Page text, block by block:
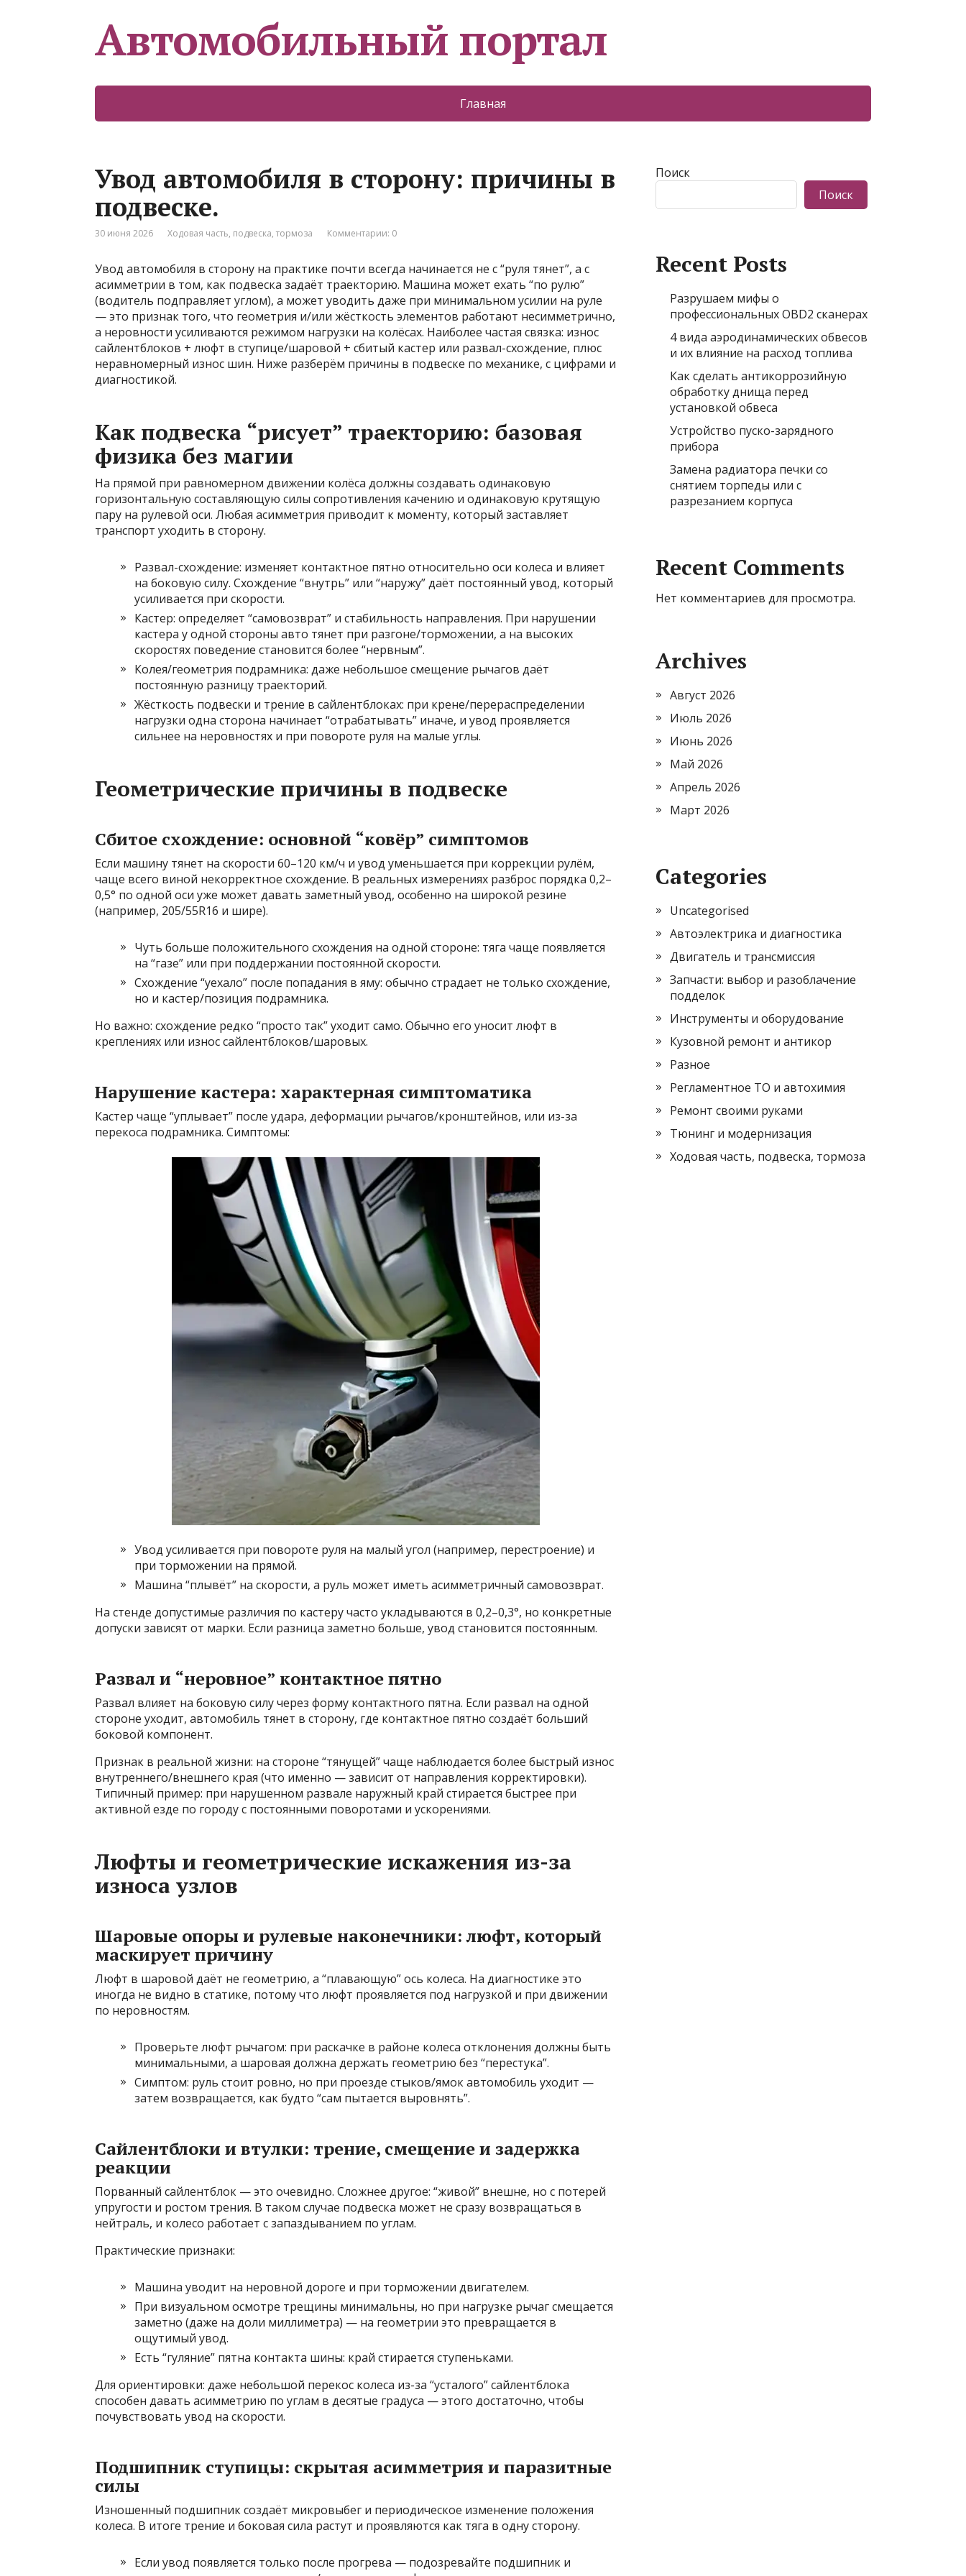
Автомобильный портал
Главная
Увод автомобиля в сторону: причины в
подвеске.
30 июня 2026 Ходовая часть, подвеска, тормоза Комментарии: 0
Увод автомобиля в сторону на практике почти всегда начинается не с “руля тянет”, а с
асимметрии в том, как подвеска задаёт траекторию. Машина может ехать “по рулю”
(водитель подправляет углом), а может уводить даже при минимальном усилии на руле
— это признак того, что геометрия и/или жёсткость элементов работают несимметрично,
а неровности усиливаются режимом нагрузки на колёсах. Наиболее частая связка: износ
сайлентблоков + люфт в ступице/шаровой + сбитый кастер или развал-схождение, плюс
неравномерный износ шин. Ниже разберём причины в подвеске по механике, с цифрами и
диагностикой.
Как подвеска “рисует” траекторию: базовая
физика без магии
На прямой при равномерном движении колёса должны создавать одинаковую
горизонтальную составляющую силы сопротивления качению и одинаковую крутящую
пару на рулевой оси. Любая асимметрия приводит к моменту, который заставляет
транспорт уходить в сторону.
Развал-схождение: изменяет контактное пятно относительно оси колеса и влияет
на боковую силу. Схождение “внутрь” или “наружу” даёт постоянный увод, который
усиливается при скорости.
Кастер: определяет “самовозврат” и стабильность направления. При нарушении
кастера у одной стороны авто тянет при разгоне/торможении, а на высоких
скоростях поведение становится более “нервным”.
Колея/геометрия подрамника: даже небольшое смещение рычагов даёт
постоянную разницу траекторий.
Жёсткость подвески и трение в сайлентблоках: при крене/перераспределении
нагрузки одна сторона начинает “отрабатывать” иначе, и увод проявляется
сильнее на неровностях и при повороте руля на малые углы.
Геометрические причины в подвеске
Сбитое схождение: основной “ковёр” симптомов
Если машину тянет на скорости 60–120 км/ч и увод уменьшается при коррекции рулём,
чаще всего виной некорректное схождение. В реальных измерениях разброс порядка 0,2–
0,5° по одной оси уже может давать заметный увод, особенно на широкой резине
(например, 205/55R16 и шире).
Чуть больше положительного схождения на одной стороне: тяга чаще появляется
на “газе” или при поддержании постоянной скорости.
Схождение “уехало” после попадания в яму: обычно страдает не только схождение,
но и кастер/позиция подрамника.
Но важно: схождение редко “просто так” уходит само. Обычно его уносит люфт в
креплениях или износ сайлентблоков/шаровых.
Нарушение кастера: характерная симптоматика
Кастер чаще “уплывает” после удара, деформации рычагов/кронштейнов, или из-за
перекоса подрамника. Симптомы:
Увод усиливается при повороте руля на малый угол (например, перестроение) и
при торможении на прямой.
Машина “плывёт” на скорости, а руль может иметь асимметричный самовозврат.
На стенде допустимые различия по кастеру часто укладываются в 0,2–0,3°, но конкретные
допуски зависят от марки. Если разница заметно больше, увод становится постоянным.
Развал и “неровное” контактное пятно
Развал влияет на боковую силу через форму контактного пятна. Если развал на одной
стороне уходит, автомобиль тянет в сторону, где контактное пятно создаёт больший
боковой компонент.
Признак в реальной жизни: на стороне “тянущей” чаще наблюдается более быстрый износ
внутреннего/внешнего края (что именно — зависит от направления корректировки).
Типичный пример: при нарушенном развале наружный край стирается быстрее при
активной езде по городу с постоянными поворотами и ускорениями.
Люфты и геометрические искажения из-за
износа узлов
Шаровые опоры и рулевые наконечники: люфт, который
маскирует причину
Люфт в шаровой даёт не геометрию, а “плавающую” ось колеса. На диагностике это
иногда не видно в статике, потому что люфт проявляется под нагрузкой и при движении
по неровностям.
Проверьте люфт рычагом: при раскачке в районе колеса отклонения должны быть
минимальными, а шаровая должна держать геометрию без “перестука”.
Симптом: руль стоит ровно, но при проезде стыков/ямок автомобиль уходит —
затем возвращается, как будто “сам пытается выровнять”.
Сайлентблоки и втулки: трение, смещение и задержка
реакции
Порванный сайлентблок — это очевидно. Сложнее другое: “живой” внешне, но с потерей
упругости и ростом трения. В таком случае подвеска может не сразу возвращаться в
нейтраль, и колесо работает с запаздыванием по углам.
Практические признаки:
Машина уводит на неровной дороге и при торможении двигателем.
При визуальном осмотре трещины минимальны, но при нагрузке рычаг смещается
заметно (даже на доли миллиметра) — на геометрии это превращается в
ощутимый увод.
Есть “гуляние” пятна контакта шины: край стирается ступеньками.
Для ориентировки: даже небольшой перекос колеса из-за “усталого” сайлентблока
способен давать асимметрию по углам в десятые градуса — этого достаточно, чтобы
почувствовать увод на скорости.
Подшипник ступицы: скрытая асимметрия и паразитные
силы
Изношенный подшипник создаёт микровыбег и периодическое изменение положения
колеса. В итоге трение и боковая сила растут и проявляются как тяга в одну сторону.
Если увод появляется только после прогрева — подозревайте подшипник и
Поиск
Поиск
Recent Posts
Разрушаем мифы о
профессиональных OBD2 сканерах
4 вида аэродинамических обвесов
и их влияние на расход топлива
Как сделать антикоррозийную
обработку днища перед
установкой обвеса
Устройство пуско-зарядного
прибора
Замена радиатора печки со
снятием торпеды или с
разрезанием корпуса
Recent Comments
Нет комментариев для просмотра.
Archives
Август 2026
Июль 2026
Июнь 2026
Май 2026
Апрель 2026
Март 2026
Categories
Uncategorised
Автоэлектрика и диагностика
Двигатель и трансмиссия
Запчасти: выбор и разоблачение
подделок
Инструменты и оборудование
Кузовной ремонт и антикор
Разное
Регламентное ТО и автохимия
Ремонт своими руками
Тюнинг и модернизация
Ходовая часть, подвеска, тормоза